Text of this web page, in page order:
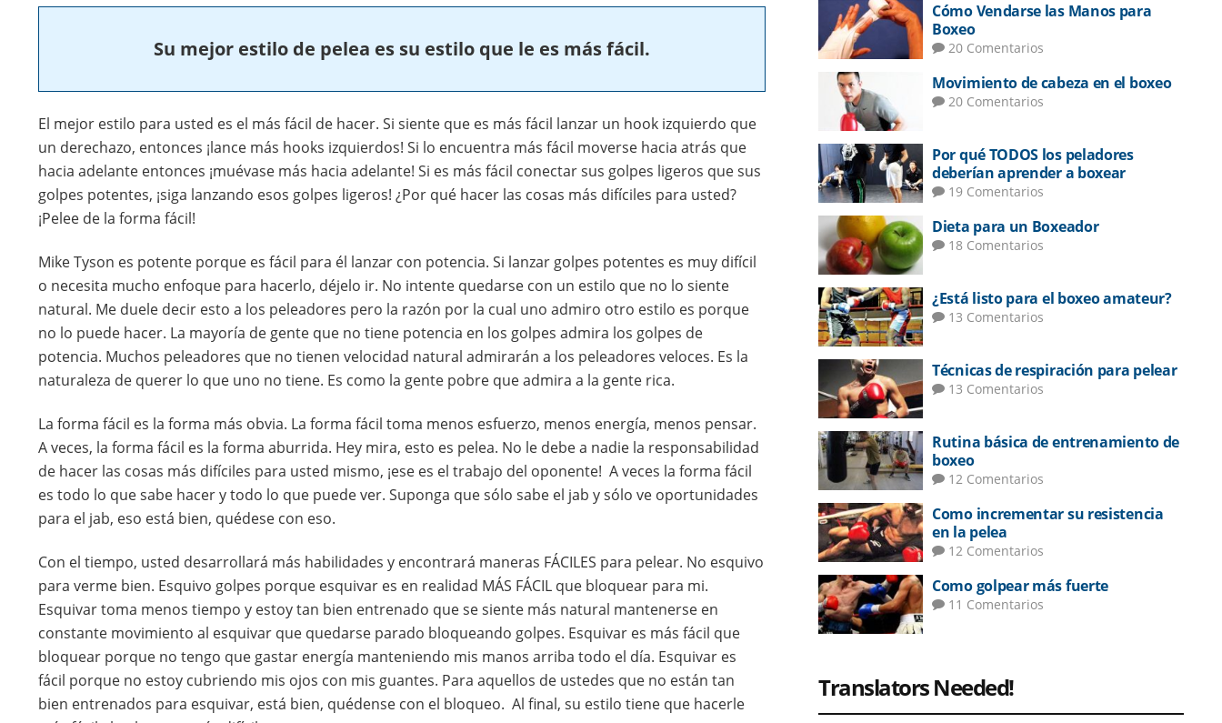
Su mejor estilo de pelea es su estilo que le es más fácil.
El mejor estilo para usted es el más fácil de hacer. Si siente que es más fácil lanzar un hook izquierdo que
un derechazo, entonces ¡lance más hooks izquierdos! Si lo encuentra más fácil moverse hacia atrás que
hacia adelante entonces ¡muévase más hacia adelante! Si es más fácil conectar sus golpes ligeros que sus
golpes potentes, ¡siga lanzando esos golpes ligeros! ¿Por qué hacer las cosas más difíciles para usted?
¡Pelee de la forma fácil!
Mike Tyson es potente porque es fácil para él lanzar con potencia. Si lanzar golpes potentes es muy difícil
o necesita mucho enfoque para hacerlo, déjelo ir. No intente quedarse con un estilo que no lo siente
natural. Me duele decir esto a los peleadores pero la razón por la cual uno admiro otro estilo es porque
no lo puede hacer. La mayoría de gente que no tiene potencia en los golpes admira los golpes de
potencia. Muchos peleadores que no tienen velocidad natural admirarán a los peleadores veloces. Es la
naturaleza de querer lo que uno no tiene. Es como la gente pobre que admira a la gente rica.
La forma fácil es la forma más obvia. La forma fácil toma menos esfuerzo, menos energía, menos pensar.
A veces, la forma fácil es la forma aburrida. Hey mira, esto es pelea. No le debe a nadie la responsabilidad
de hacer las cosas más difíciles para usted mismo, ¡ese es el trabajo del oponente! A veces la forma fácil
es todo lo que sabe hacer y todo lo que puede ver. Suponga que sólo sabe el jab y sólo ve oportunidades
para el jab, eso está bien, quédese con eso.
Con el tiempo, usted desarrollará más habilidades y encontrará maneras FÁCILES para pelear. No esquivo
para verme bien. Esquivo golpes porque esquivar es en realidad MÁS FÁCIL que bloquear para mi.
Esquivar toma menos tiempo y estoy tan bien entrenado que se siente más natural mantenerse en
constante movimiento al esquivar que quedarse parado bloqueando golpes. Esquivar es más fácil que
bloquear porque no tengo que gastar energía manteniendo mis manos arriba todo el día. Esquivar es
fácil porque no estoy cubriendo mis ojos con mis guantes. Para aquellos de ustedes que no están tan
bien entrenados para esquivar, está bien, quédense con el bloqueo. Al final, su estilo tiene que hacerle
Cómo Vendarse las Manos para
Boxeo
20 Comentarios
Movimiento de cabeza en el boxeo
20 Comentarios
Por qué TODOS los peladores
deberían aprender a boxear
19 Comentarios
Dieta para un Boxeador
18 Comentarios
¿Está listo para el boxeo amateur?
13 Comentarios
Técnicas de respiración para pelear
13 Comentarios
Rutina básica de entrenamiento de
boxeo
12 Comentarios
Como incrementar su resistencia
en la pelea
12 Comentarios
Como golpear más fuerte
11 Comentarios
Translators Needed!